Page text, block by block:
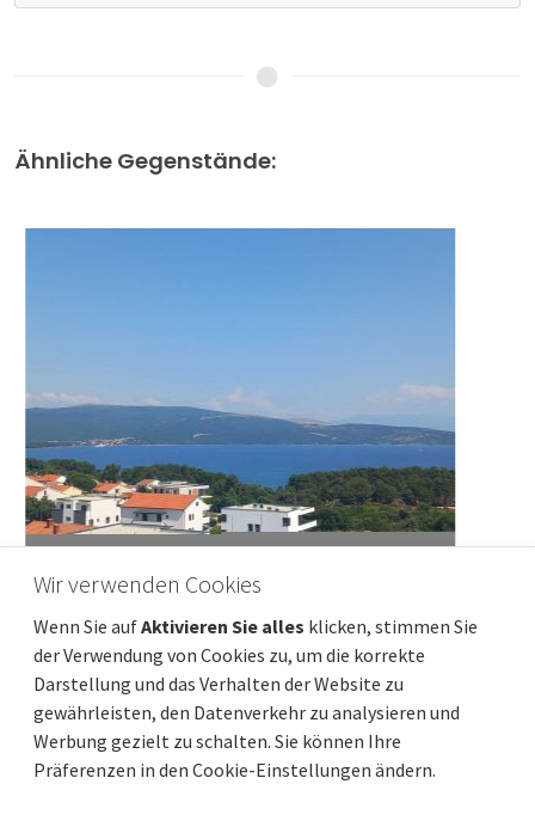
Ähnliche Gegenstände:
OPATIJA, LOVRAN – Luxusresidenzen mit
privatem Pool und Panoramablick auf das
Meer
2 650 000 € Entfernung vom meer
770 m
Gesamtfläche
434 m² Gemeindeteil
Lovran
Wir verwenden Cookies
Wenn Sie aufAktivieren Sie alles klicken, stimmen Sie
der Verwendung von Cookies zu, um die korrekte
Darstellung und das Verhalten der Website zu
gewährleisten, den Datenverkehr zu analysieren und
Werbung gezielt zu schalten. Sie können Ihre
Präferenzen in den Cookie-Einstellungen ändern.